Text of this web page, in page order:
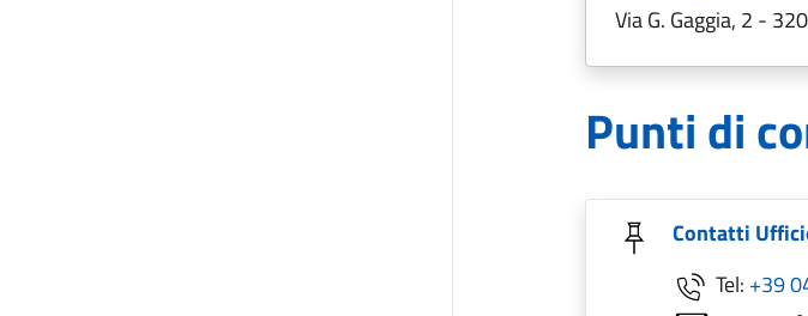
Via G. Gaggia, 2 -
Punti di
Contatti
Tel: +39